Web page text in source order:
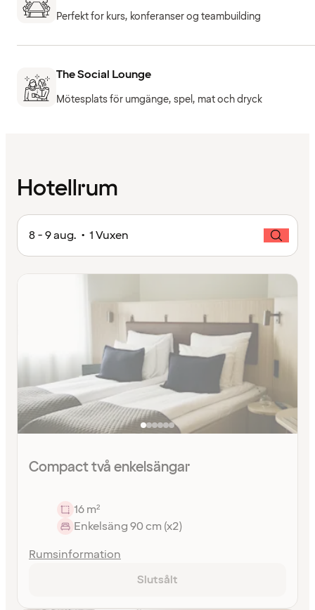
Perfekt for kurs, konferanser og teambuilding
The Social Lounge
Mötesplats för umgänge, spel, mat och dryck
Hotellrum
8 - 9 aug. • 1 Vuxen
Compact två enkelsängar
16 m²
Enkelsäng 90 cm (x2)
Rumsinformation
Slutsålt